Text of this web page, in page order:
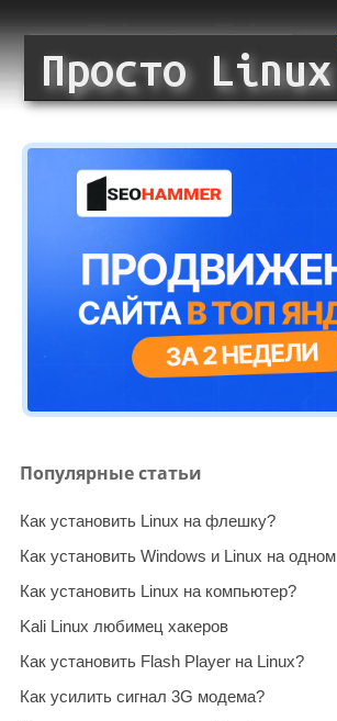
Популярные статьи
Как установить Linux на флешку?
Как установить Windows и Linux на одном
Как установить Linux на компьютер?
Kali Linux любимец хакеров
Как установить Flash Player на Linux?
Как усилить сигнал 3G модема?